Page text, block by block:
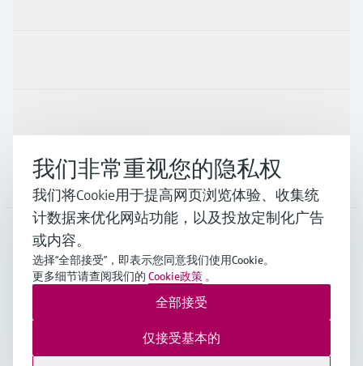
公司
CHN•中文
Endress+Hauser Group Services AG ©版权所有
数据保护通用条款与条件规范及营业执照
沪ICP备18006034号沪公网安备 31011202012364号
我们非常重视您的隐私权
我们将Cookie用于提高网页浏览体验、收集统
计数据来优化网站功能，以及投放定制化广告
或内容。
选择“全部接受”，即表示您同意我们使用Cookie。
更多细节请查阅我们的 Cookie政策 。
仅接受基本的
全部接受